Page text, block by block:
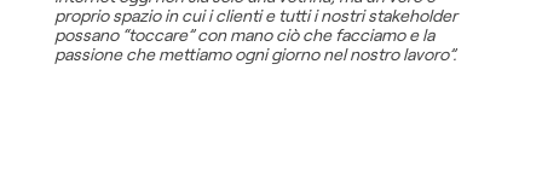
proprio spazio in cui i clienti e tutti i nostri stakeholder
possano “toccare” con mano ciò che facciamo e la
passione che mettiamo ogni giorno nel nostro lavoro”.